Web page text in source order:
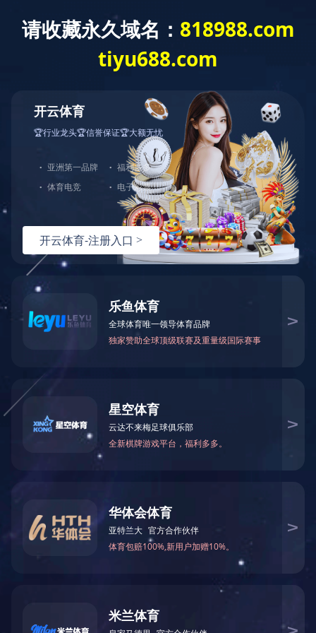
可能原因：
您没有将此域名或IP绑定到对应站点!
配置文件未生效!
检查是否已经绑定到对应站点，若确认已绑定，请尝试重载Web
检查端口是否正确；
若您使用了CDN产品，请尝试清除CDN缓存；
普通网站访客，请联系网站管理员；